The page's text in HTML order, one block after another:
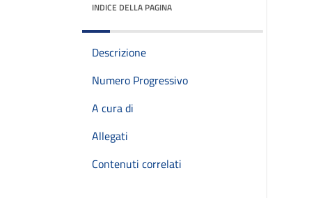
INDICE DELLA PAGINA
Descrizione
Numero Progressivo
A cura di
Allegati
Contenuti correlati